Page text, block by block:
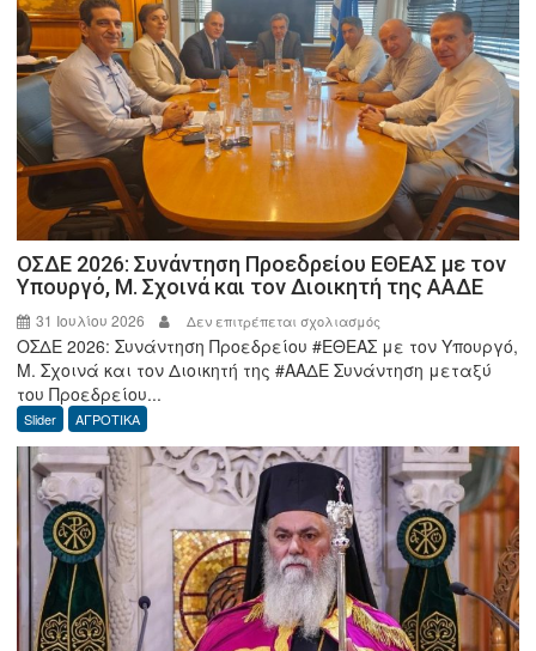
απ’
όλα
σε
προστατεύει.
ΟΣΔΕ 2026: Συνάντηση Προεδρείου ΕΘΕΑΣ με τον
Υπουργό, Μ. Σχοινά και τον Διοικητή της ΑΑΔΕ
31 Ιουλίου 2026 Δεν επιτρέπεται σχολιασμός
ΟΣΔΕ
2026:
ΕΘΕΑΣ
με
τον
Υπουργό,
Μ.
Σχοινά
και
τον
ΟΣΔΕ 2026: Συνάντηση Προεδρείου #ΕΘΕΑΣ με τον Υπουργό,
Μ. Σχοινά και τον Διοικητή της #ΑΑΔΕ Συνάντηση μεταξύ
του Προεδρείου...
Slider ΑΓΡΟΤΙΚΑ